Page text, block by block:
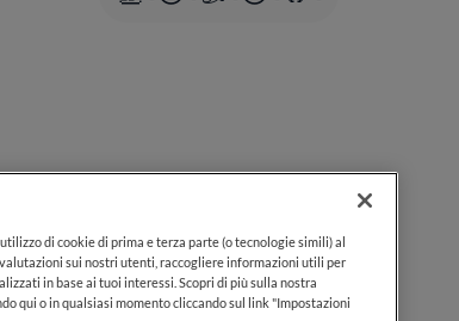
di cookie di prima e terza parte (o tecnologie simili) al
sui nostri utenti, raccogliere informazioni utili per
in base ai tuoi interessi. Scopri di più sulla nostra
qui o in qualsiasi momento cliccando sul link "Impostazioni